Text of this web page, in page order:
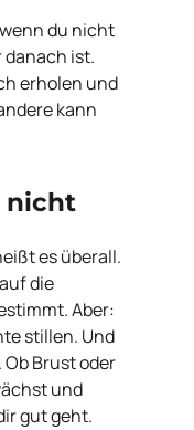
du nicht
danach ist.
erholen und
kann
nicht
es überall.
die
Aber:
stillen. Und
Brust oder
und
gut geht.